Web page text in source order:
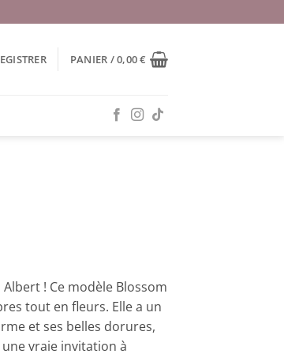
PANIER /0,00€
! Ce modèle Blossom
tout en fleurs. Elle a un
et ses belles dorures,
vraie invitation à